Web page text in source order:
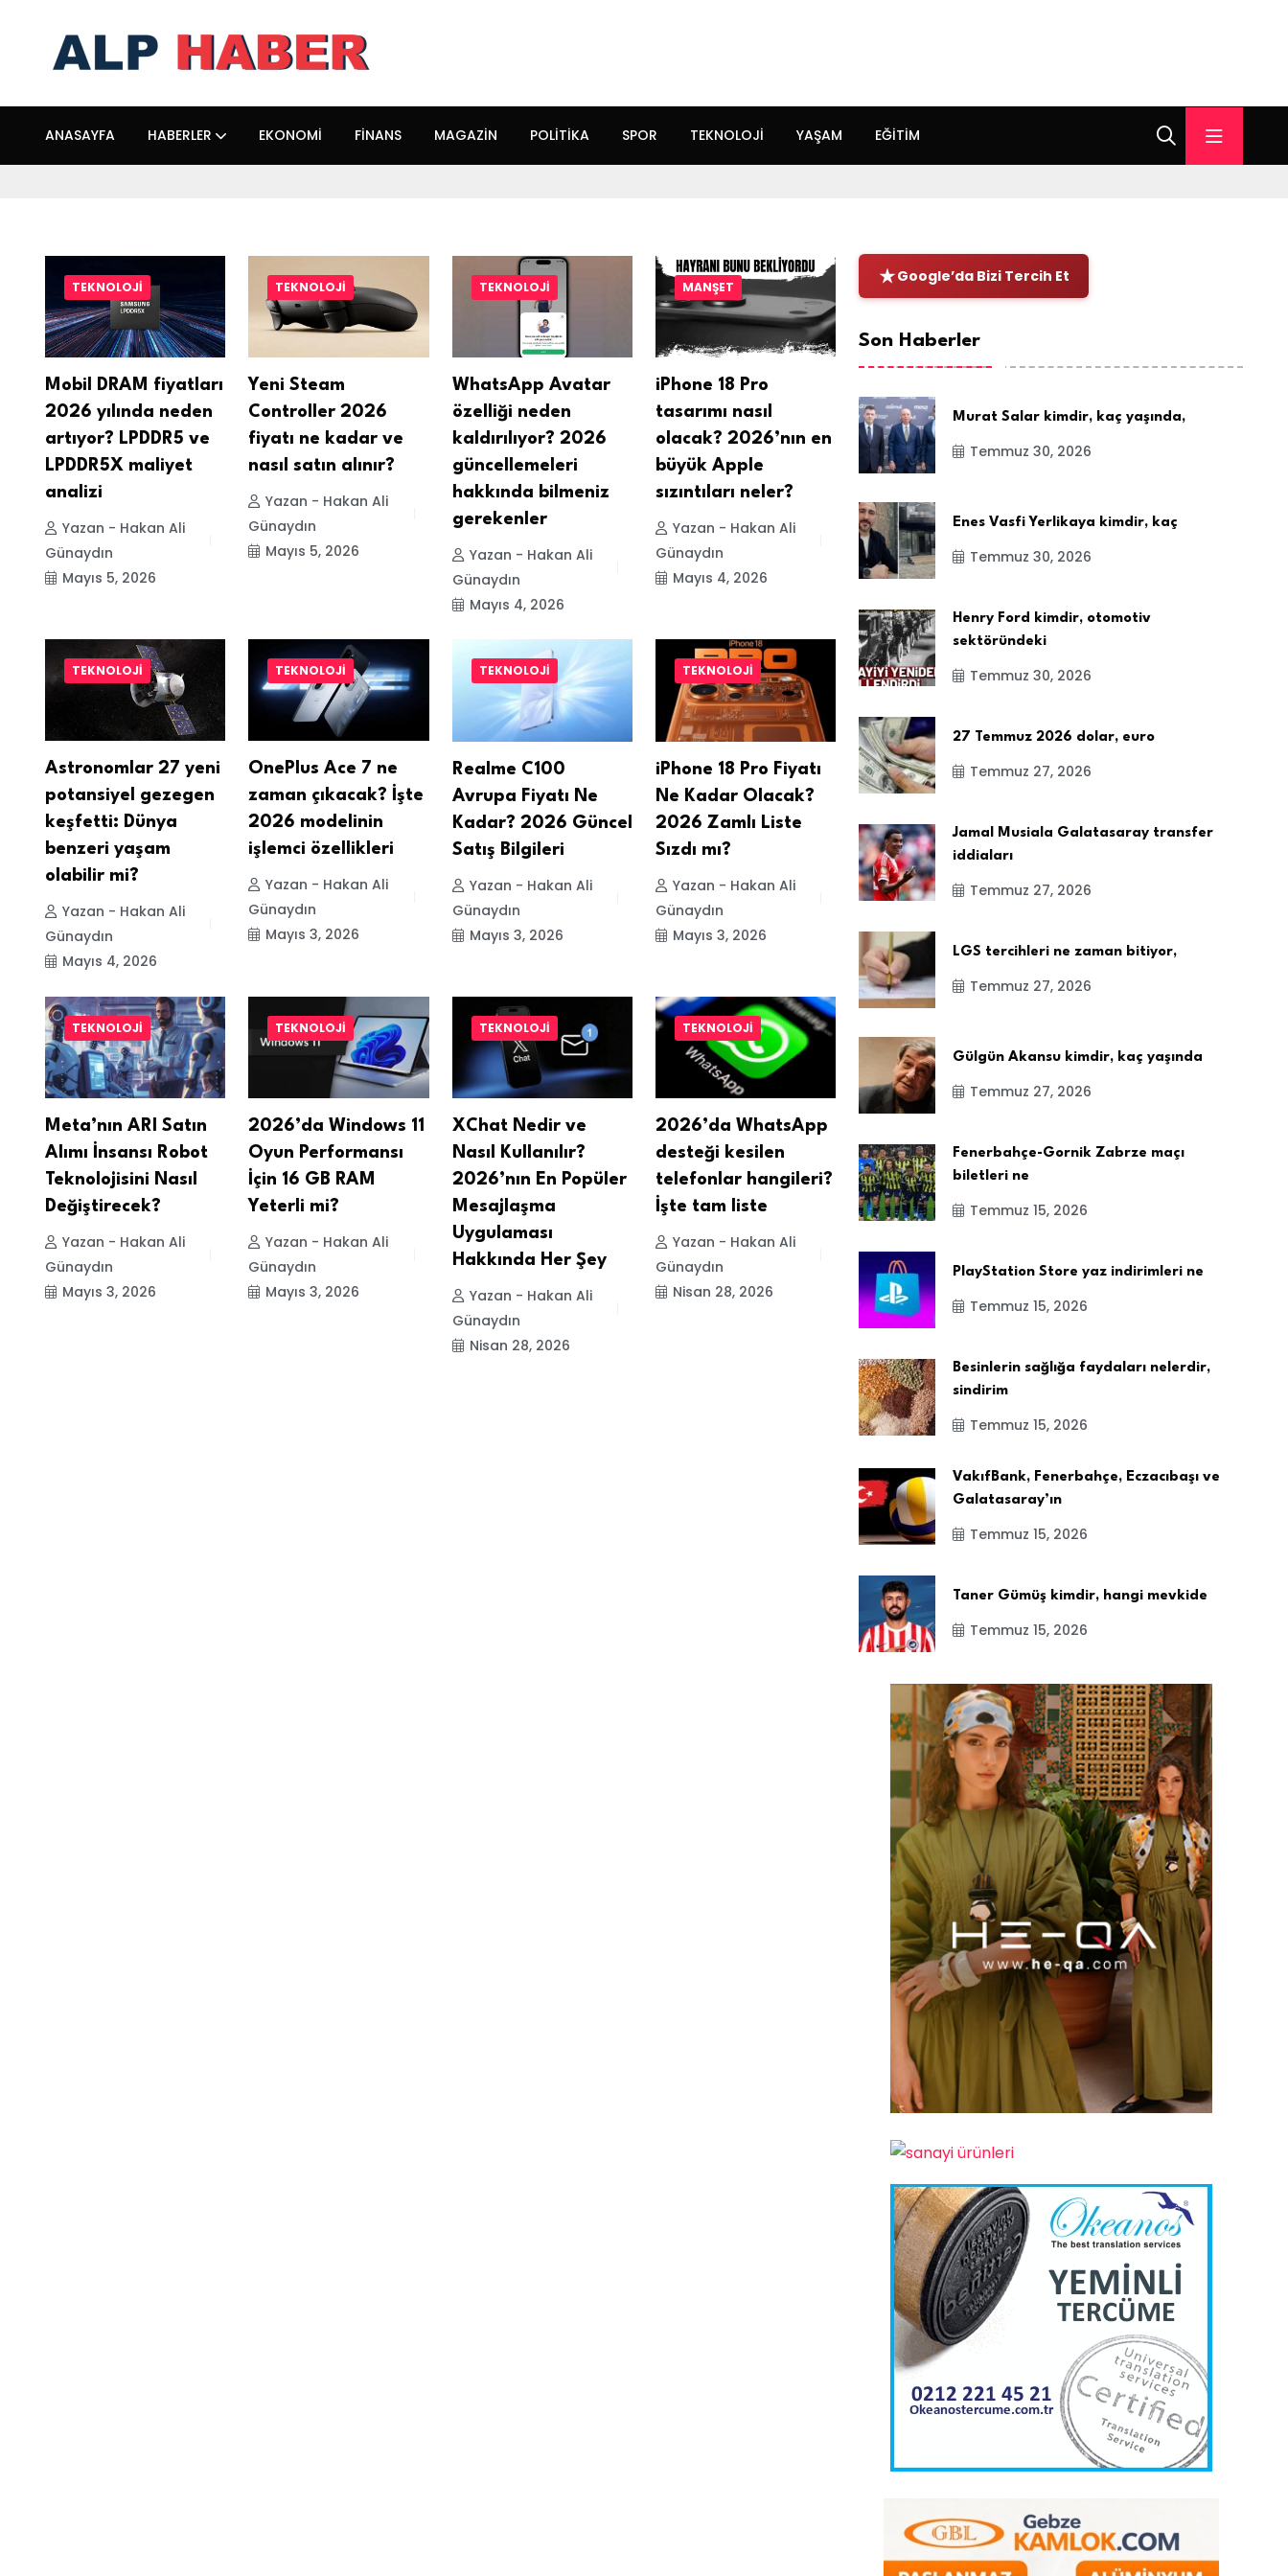
ANASAYFA HABERLER EKONOMI FINANS MAGAZIN POLITIKA SPOR TEKNOLOJI YAŞAM EĞITIM
TEKNOLOJI
Mobil DRAM fiyatları
2026 yılında neden
artıyor? LPDDR5 ve
LPDDR5X maliyet
analizi
Yazan - Hakan Ali
Günaydın
Mayıs 5, 2026
TEKNOLOJI
Yeni Steam
Controller 2026
fiyatı ne kadar ve
nasıl satın alınır?
Yazan - Hakan Ali
Günaydın
Mayıs 5, 2026
TEKNOLOJI
WhatsApp Avatar
özelliği neden
kaldırılıyor? 2026
güncellemeleri
hakkında bilmeniz
gerekenler
Yazan - Hakan Ali
Günaydın
Mayıs 4, 2026
MANŞET
iPhone 18 Pro
tasarımı nasıl
olacak? 2026’nın en
büyük Apple
sızıntıları neler?
Yazan - Hakan Ali
Günaydın
Mayıs 4, 2026
TEKNOLOJI
Astronomlar 27 yeni
potansiyel gezegen
keşfetti: Dünya
benzeri yaşam
olabilir mi?
Yazan - Hakan Ali
Günaydın
Mayıs 4, 2026
TEKNOLOJI
OnePlus Ace 7 ne
zaman çıkacak? İşte
2026 modelinin
işlemci özellikleri
Yazan - Hakan Ali
Günaydın
Mayıs 3, 2026
TEKNOLOJI
Realme C100
Avrupa Fiyatı Ne
Kadar? 2026 Güncel
Satış Bilgileri
Yazan - Hakan Ali
Günaydın
Mayıs 3, 2026
TEKNOLOJI
iPhone 18 Pro Fiyatı
Ne Kadar Olacak?
2026 Zamlı Liste
Sızdı mı?
Yazan - Hakan Ali
Günaydın
Mayıs 3, 2026
TEKNOLOJI
Meta’nın ARI Satın
Alımı İnsansı Robot
Teknolojisini Nasıl
Değiştirecek?
Yazan - Hakan Ali
Günaydın
Mayıs 3, 2026
TEKNOLOJI
2026’da Windows 11
Oyun Performansı
İçin 16 GB RAM
Yeterli mi?
Yazan - Hakan Ali
Günaydın
Mayıs 3, 2026
TEKNOLOJI
XChat Nedir ve
Nasıl Kullanılır?
2026’nın En Popüler
Mesajlaşma
Uygulaması
Hakkında Her Şey
Yazan - Hakan Ali
Günaydın
Nisan 28, 2026
TEKNOLOJI
2026’da WhatsApp
desteği kesilen
telefonlar hangileri?
İşte tam liste
Yazan - Hakan Ali
Günaydın
Nisan 28, 2026
Google’da Bizi Tercih Et
Son Haberler
Murat Salar kimdir, kaç yaşında,
Temmuz 30, 2026
Enes Vasfi Yerlikaya kimdir, kaç
Temmuz 30, 2026
Henry Ford kimdir, otomotiv
sektöründeki
Temmuz 30, 2026
27 Temmuz 2026 dolar, euro
Temmuz 27, 2026
Jamal Musiala Galatasaray transfer
iddiaları
Temmuz 27, 2026
LGS tercihleri ne zaman bitiyor,
Temmuz 27, 2026
Gülgün Akansu kimdir, kaç yaşında
Temmuz 27, 2026
Fenerbahçe-Gornik Zabrze maçı
biletleri ne
Temmuz 15, 2026
PlayStation Store yaz indirimleri ne
Temmuz 15, 2026
Besinlerin sağlığa faydaları nelerdir,
sindirim
Temmuz 15, 2026
VakıfBank, Fenerbahçe, Eczacıbaşı ve
Galatasaray’ın
Temmuz 15, 2026
Taner Gümüş kimdir, hangi mevkide
Temmuz 15, 2026